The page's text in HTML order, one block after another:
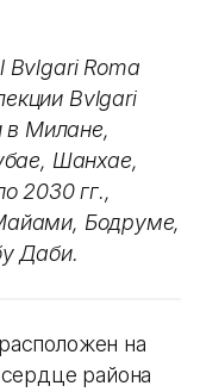
Bvlgari Roma
Bvlgari
в Милане,
Шанхае,
2030 гг.,
Бодруме,
Даби.
на
района